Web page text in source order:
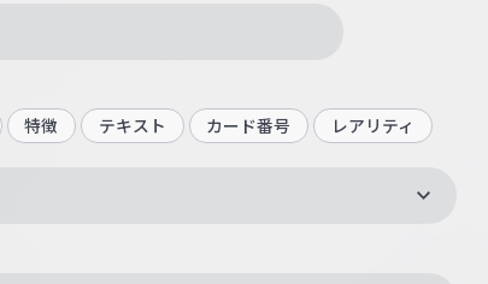
特徴 テキスト カード番号 レアリティ